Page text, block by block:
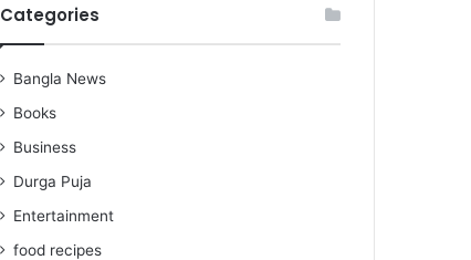
Categories
Bangla News
Books
Business
Durga Puja
Entertainment
food recipes